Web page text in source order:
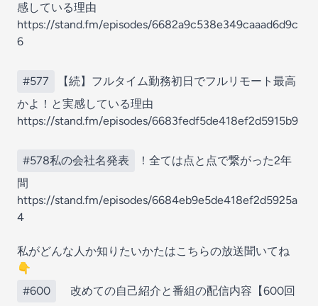
感している理由
https://stand.fm/episodes/6682a9c538e349caaad6d9c
6
#577
【続】フルタイム勤務初日でフルリモート最高
かよ！と実感している理由
https://stand.fm/episodes/6683fedf5de418ef2d5915b9
#578私の会社名発表
！全ては点と点で繋がった2年
間
https://stand.fm/episodes/6684eb9e5de418ef2d5925a
4
私がどんな人か知りたいかたはこちらの放送聞いてね
👇
#600
改めての自己紹介と番組の配信内容【600回